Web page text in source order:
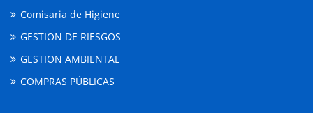
Comisaria de Higiene
GESTION DE RIESGOS
GESTION AMBIENTAL
COMPRAS PÚBLICAS